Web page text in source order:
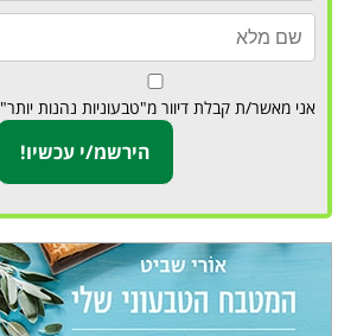
אני מאשר/ת קבלת דיוור מ"טבעוניות נהנות יותר"